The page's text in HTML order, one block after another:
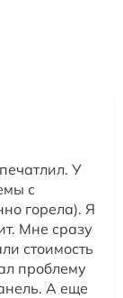
У
с
горела). Я
Мне сразу
стоимость
проблему
А еще